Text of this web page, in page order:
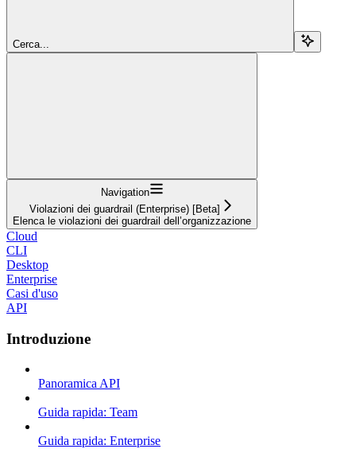
Cerca...
Navigation
Violazioni dei guardrail (Enterprise) [Beta]
Elenca le violazioni dei guardrail dell’organizzazione
Cloud
CLI
Desktop
Enterprise
Casi d'uso
API
Introduzione
Panoramica API
Guida rapida: Team
Guida rapida: Enterprise